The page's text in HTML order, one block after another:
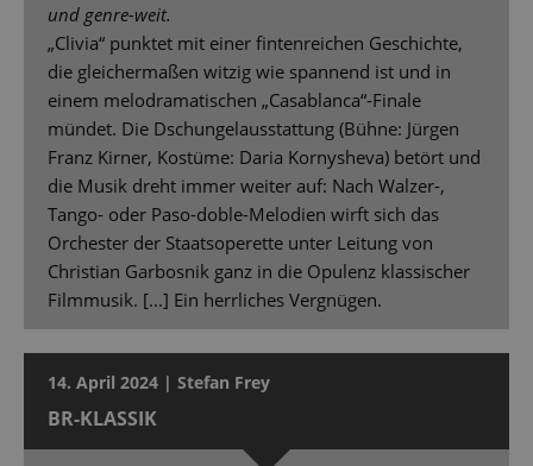
und genre-weit.
„Clivia“ punktet mit einer fintenreichen Geschichte,
die gleichermaßen witzig wie spannend ist und in
einem melodramatischen „Casablanca“-Finale
mündet. Die Dschungelausstattung (Bühne: Jürgen
Franz Kirner, Kostüme: Daria Kornysheva) betört und
die Musik dreht immer weiter auf: Nach Walzer-,
Tango- oder Paso-doble-Melodien wirft sich das
Orchester der Staatsoperette unter Leitung von
Christian Garbosnik ganz in die Opulenz klassischer
Filmmusik. [...] Ein herrliches Vergnügen.
14. April 2024 | Stefan Frey
BR-KLASSIK